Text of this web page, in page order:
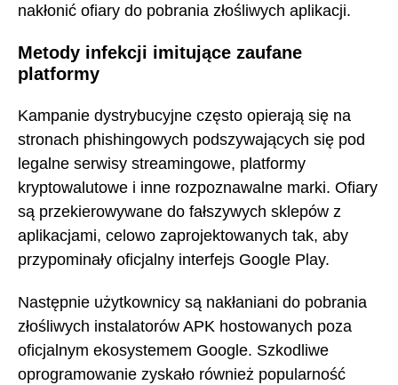
nakłonić ofiary do pobrania złośliwych aplikacji.
Metody infekcji imitujące zaufane
platformy
Kampanie dystrybucyjne często opierają się na
stronach phishingowych podszywających się pod
legalne serwisy streamingowe, platformy
kryptowalutowe i inne rozpoznawalne marki. Ofiary
są przekierowywane do fałszywych sklepów z
aplikacjami, celowo zaprojektowanych tak, aby
przypominały oficjalny interfejs Google Play.
Następnie użytkownicy są nakłaniani do pobrania
złośliwych instalatorów APK hostowanych poza
oficjalnym ekosystemem Google. Szkodliwe
oprogramowanie zyskało również popularność